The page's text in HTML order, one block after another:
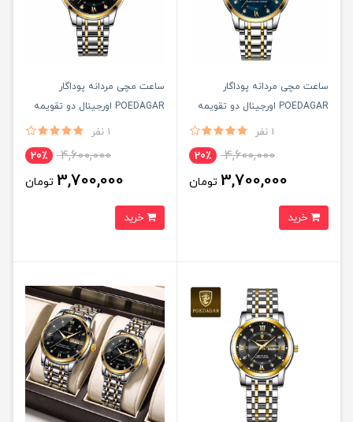
ساعت مچی مردانه پوداگار
POEDAGAR اورجينال دو تقويمه
صفحه مشکی مدل M1 نسخه
1 نفر
4,600,000 20٪
3,700,000 تومان
ساعت مچی مردانه پوداگار
POEDAGAR اورجينال دو تقويمه
صفحه مشکی مدل H2 نسخه
1 نفر
4,600,000 20٪
3,700,000 تومان